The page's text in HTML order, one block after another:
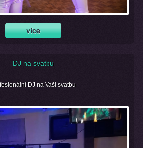
DJ na svatbu
DJ na Vaši svatbu